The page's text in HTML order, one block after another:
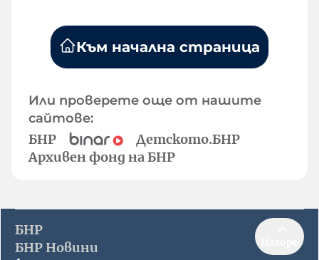
Към начална страница
Или проверете още от нашите
сайтове:
БНР
Детското.БНР
Архивен фонд на БНР
БНР
БНР Новини